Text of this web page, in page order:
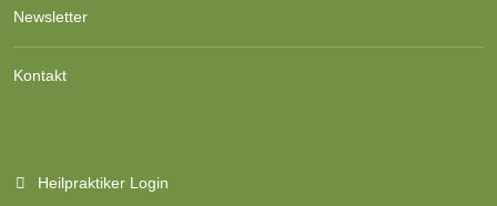
Newsletter
Kontakt
Heilpraktiker Login